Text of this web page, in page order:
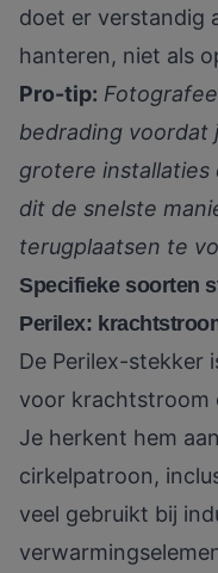
doet er verstandig
hanteren, niet als
Pro-tip:
bedrading voordat
grotere installaties
dit de snelste
terugplaatsen te
Specifieke soorten
Perilex:
De Perilex-stekker
voor krachtstroom
Je herkent hem
cirkelpatroon,
veel gebruikt bij